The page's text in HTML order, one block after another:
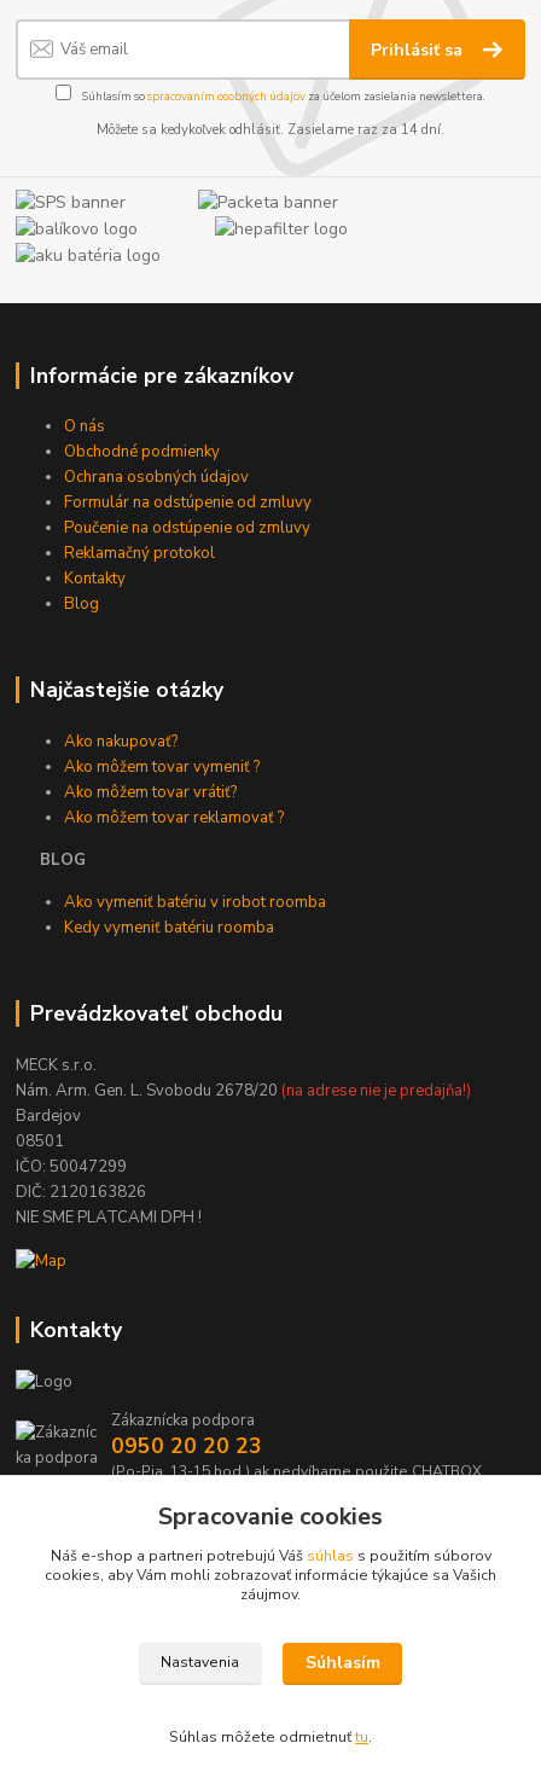
Prihlásiť sa
Súhlasím sospracovaním osobných údajov za účelom zasielania newslettera.
Môžete sa kedykoľvek odhlásiť. Zasielame raz za 14 dní.
Informácie pre zákazníkov
O nás
Obchodné podmienky
Ochrana osobných údajov
Formulár na odstúpenie od zmluvy
Poučenie na odstúpenie od zmluvy
Reklamačný protokol
Kontakty
Blog
Najčastejšie otázky
Ako nakupovať?
Ako môžem tovar vymeniť ?
Ako môžem tovar vrátiť?
Ako môžem tovar reklamovať ?
BLOG
Ako vymeniť batériu v irobot roomba
Kedy vymeniť batériu roomba
Prevádzkovateľ obchodu
MECK s.r.o.
Nám. Arm. Gen. L. Svobodu 2678/20 (na adrese nie je predajňa!)
Bardejov
08501
IČO: 50047299
DIČ: 2120163826
NIE SME PLATCAMI DPH !
Kontakty
Zákaznícka podpora
0950 20 20 23
(Po-Pia, 13-15 hod.) ak nedvíhame použite CHATBOX
info@kabelmanie.sk
Upravit sběr cookies.
Spracovanie cookies
Náš e-shop a partneri potrebujú Váš súhlas s použitím súborov
cookies, aby Vám mohli zobrazovať informácie týkajúce sa Vašich
záujmov.
Nastavenia Súhlasím
Súhlas môžete odmietnuťtu.